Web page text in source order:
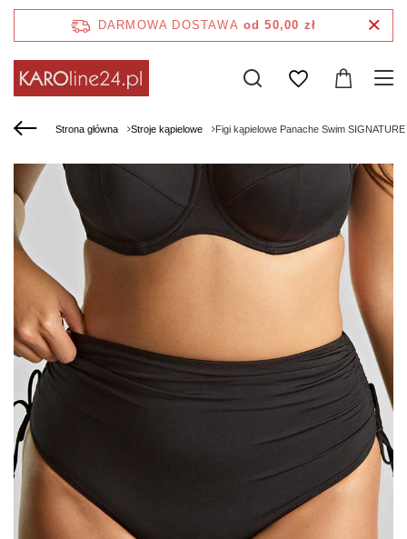
DARMOWA DOSTAWA od 50,00 zł
Strona główna Stroje kąpielowe Figi kąpielowe Panache Swim